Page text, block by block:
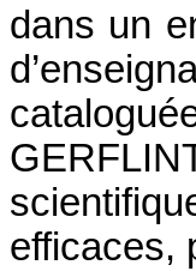
dans un
efficaces,